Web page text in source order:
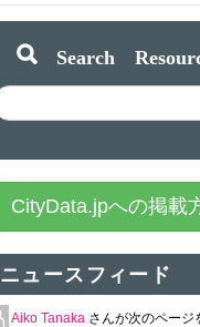
Search
CityData.jpへの掲載
ニュースフィード
Aiko Tanaka さんが次のページ